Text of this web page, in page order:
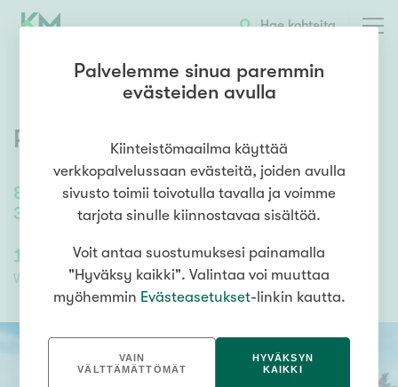
Hae kohteita
80
3h, k, kph, s, erillinen wc, lasitettu parveke
Ratsukonkatu 6,Uittamo
169 000,00 €
Velaton hinta
169 000,00 €
Myyntihinta
Palvelemme sinua paremmin
evästeiden avulla
Kiinteistömaailma käyttää
verkkopalvelussaan evästeitä, joiden avulla
sivusto toimii toivotulla tavalla ja voimme
tarjota sinulle kiinnostavaa sisältöä.
Voit antaa suostumuksesi painamalla
"Hyväksy kaikki". Valintaa voi muuttaa
myöhemmin Evästeasetukset-linkin kautta.
VAIN
VÄLTTÄMÄTTÖMÄT
HYVÄKSYN
KAIKKI